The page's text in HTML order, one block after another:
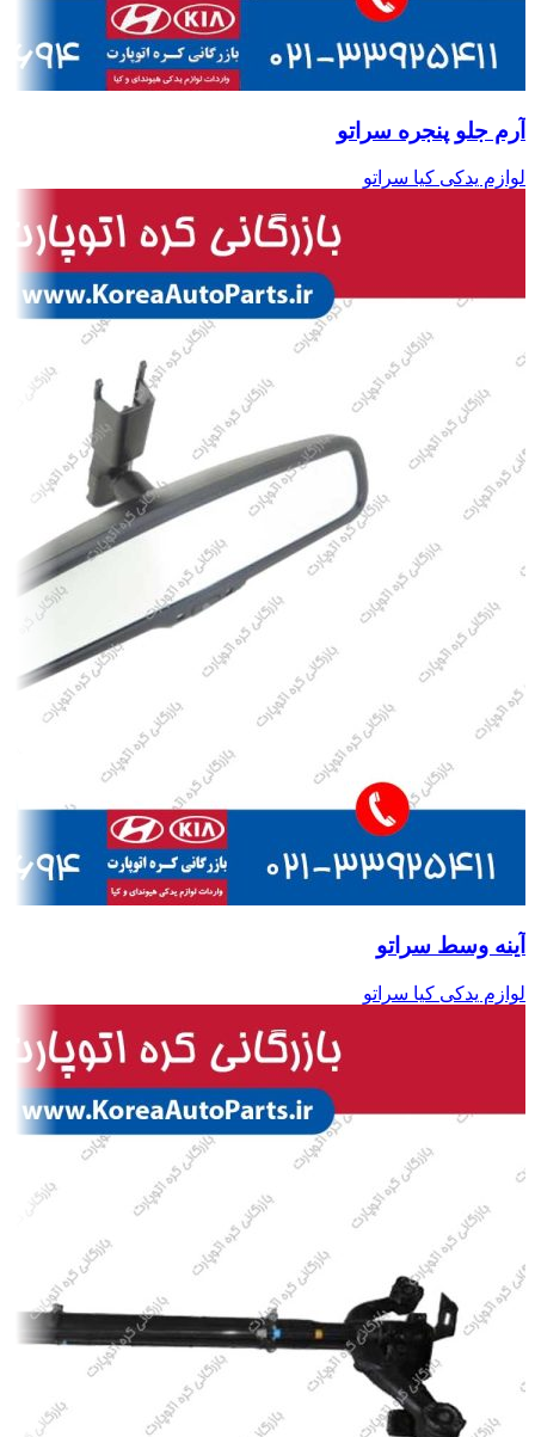
آرم جلو پنجره سراتو
لوازم یدکی کیا سراتو
آینه وسط سراتو
لوازم یدکی کیا سراتو